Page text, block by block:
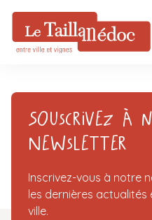
Souscrivez à
Newsletter
Inscrivez-vous à notre
les dernières
ville.